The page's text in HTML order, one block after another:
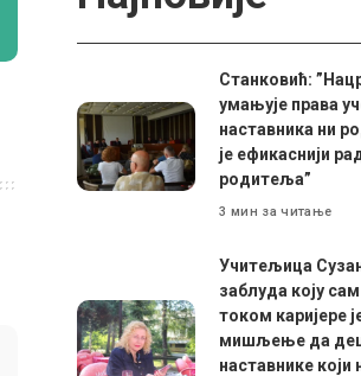
Станковић:
умањује права
наставника ни
је ефикаснији
родитеља”
3 мин за читање
Учитељица
заблуда коју
током каријере
мишљење да
наставнике који